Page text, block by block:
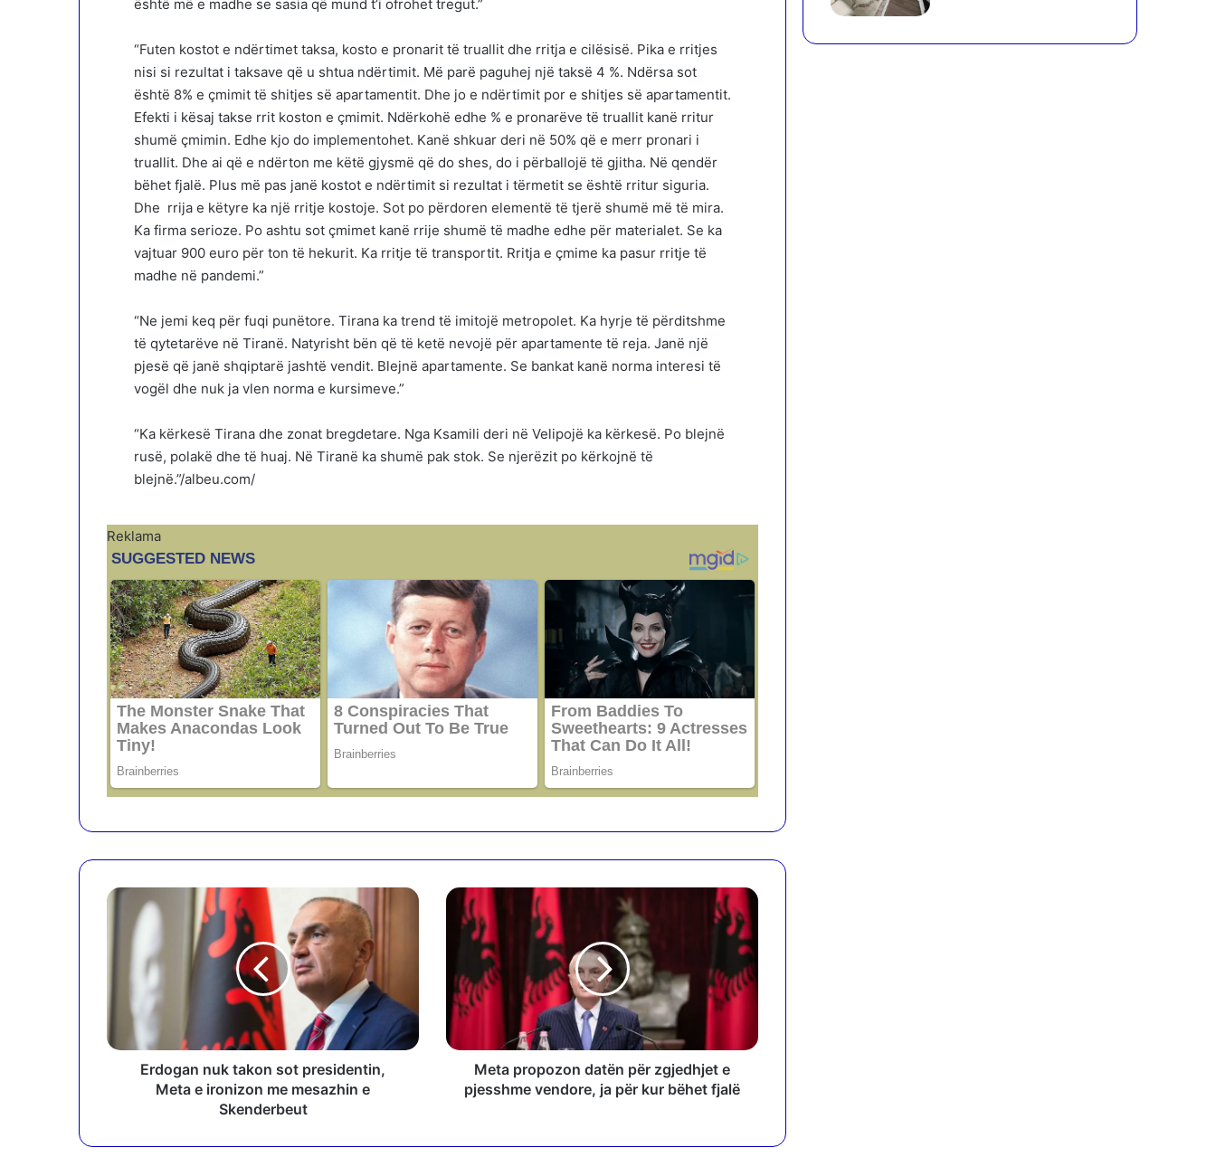
është më e madhe se sasia që mund t’i ofrohet tregut.”
“Futen kostot e ndërtimet taksa, kosto e pronarit të truallit dhe rritja e cilësisë. Pika e rritjes
nisi si rezultat i taksave që u shtua ndërtimit. Më parë paguhej një taksë 4 %. Ndërsa sot
është 8% e çmimit të shitjes së apartamentit. Dhe jo e ndërtimit por e shitjes së apartamentit.
Efekti i kësaj takse rrit koston e çmimit. Ndërkohë edhe % e pronarëve të truallit kanë rritur
shumë çmimin. Edhe kjo do implementohet. Kanë shkuar deri në 50% që e merr pronari i
truallit. Dhe ai që e ndërton me këtë gjysmë që do shes, do i përballojë të gjitha. Në qendër
bëhet fjalë. Plus më pas janë kostot e ndërtimit si rezultat i tërmetit se është rritur siguria.
Dhe rrija e këtyre ka një rritje kostoje. Sot po përdoren elementë të tjerë shumë më të mira.
Ka firma serioze. Po ashtu sot çmimet kanë rrije shumë të madhe edhe për materialet. Se ka
vajtuar 900 euro për ton të hekurit. Ka rritje të transportit. Rritja e çmime ka pasur rritje të
madhe në pandemi.”
“Ne jemi keq për fuqi punëtore. Tirana ka trend të imitojë metropolet. Ka hyrje të përditshme
të qytetarëve në Tiranë. Natyrisht bën që të ketë nevojë për apartamente të reja. Janë një
pjesë që janë shqiptarë jashtë vendit. Blejnë apartamente. Se bankat kanë norma interesi të
vogël dhe nuk ja vlen norma e kursimeve.”
“Ka kërkesë Tirana dhe zonat bregdetare. Nga Ksamili deri në Velipojë ka kërkesë. Po blejnë
rusë, polakë dhe të huaj. Në Tiranë ka shumë pak stok. Se njerëzit po kërkojnë të
blejnë.”/albeu.com/
Reklama
E
u
o
Erdogan nuk takon sot presidentin,
Meta e ironizon me mesazhin e
Skenderbeut
M
o
o
a
Meta propozon datën për zgjedhjet e
pjesshme vendore, ja për kur bëhet fjalë